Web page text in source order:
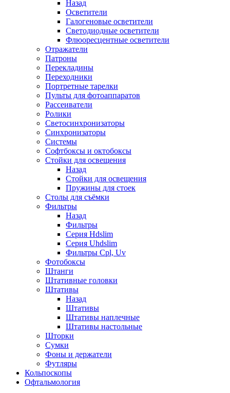
Назад
Осветители
Галогеновые осветители
Светодиодные осветители
Флюоресцентные осветители
Отражатели
Патроны
Перекладины
Переходники
Портретные тарелки
Пульты для фотоаппаратов
Рассеиватели
Ролики
Светосинхронизаторы
Синхронизаторы
Системы
Софтбоксы и октобоксы
Стойки для освещения
Назад
Стойки для освещения
Пружины для стоек
Столы для съёмки
Фильтры
Назад
Фильтры
Серия Hdslim
Серия Uhdslim
Фильтры Cpl, Uv
Фотобоксы
Штанги
Штативные головки
Штативы
Назад
Штативы
Штативы наплечные
Штативы настольные
Шторки
Сумки
Фоны и держатели
Футляры
Кольпоскопы
Офтальмология